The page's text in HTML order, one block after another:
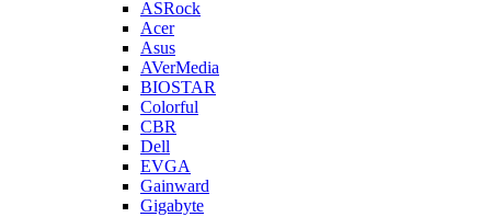
ASRock
Acer
Asus
AVerMedia
BIOSTAR
Colorful
CBR
Dell
EVGA
Gainward
Gigabyte